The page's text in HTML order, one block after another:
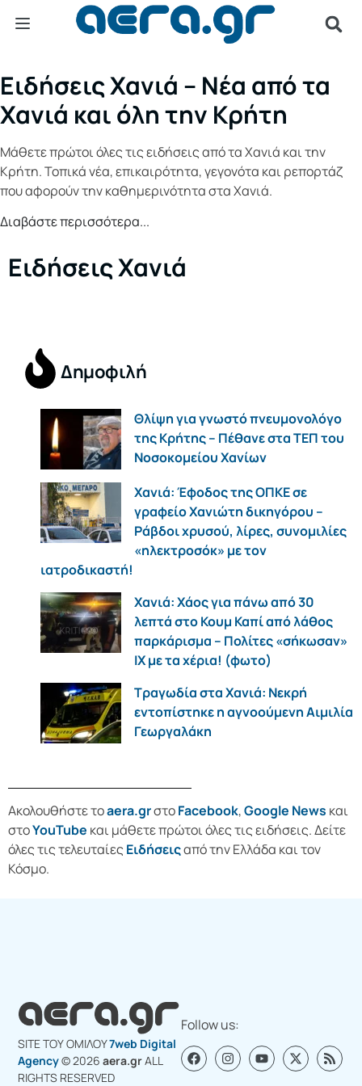
Ειδήσεις Χανιά – Νέα από τα
Χανιά και όλη την Κρήτη
Μάθετε πρώτοι όλες τις ειδήσεις από τα Χανιά και την
Κρήτη. Τοπικά νέα, επικαιρότητα, γεγονότα και ρεπορτάζ
που αφορούν την καθημερινότητα στα Χανιά.
Διαβάστε περισσότερα...
Ειδήσεις Χανιά
Δημοφιλή
Θλίψη για γνωστό πνευμονολόγο
της Κρήτης – Πέθανε στα ΤΕΠ του
Νοσοκομείου Χανίων
Χανιά: Έφοδος της ΟΠΚΕ σε
γραφείο Χανιώτη δικηγόρου –
Ράβδοι χρυσού, λίρες, συνομιλίες
«ηλεκτροσόκ» με τον
ιατροδικαστή!
Χανιά: Χάος για πάνω από 30
λεπτά στο Κουμ Καπί από λάθος
παρκάρισμα – Πολίτες «σήκωσαν»
ΙΧ με τα χέρια! (φωτο)
Τραγωδία στα Χανιά: Νεκρή
εντοπίστηκε η αγνοούμενη Αιμιλία
Γεωργαλάκη
Ακολουθήστε τοaera.grστοFacebook,Google News και
στοYouTube και μάθετε πρώτοι όλες τις ειδήσεις. Δείτε
όλες τις τελευταίες Ειδήσειςαπό την Ελλάδα και τον
Κόσμο.
SITE ΤΟΥ ΟΜΙΛΟY7web Digital
Agency© 2026aera.grALL
RIGHTS RESERVED
Follow us: